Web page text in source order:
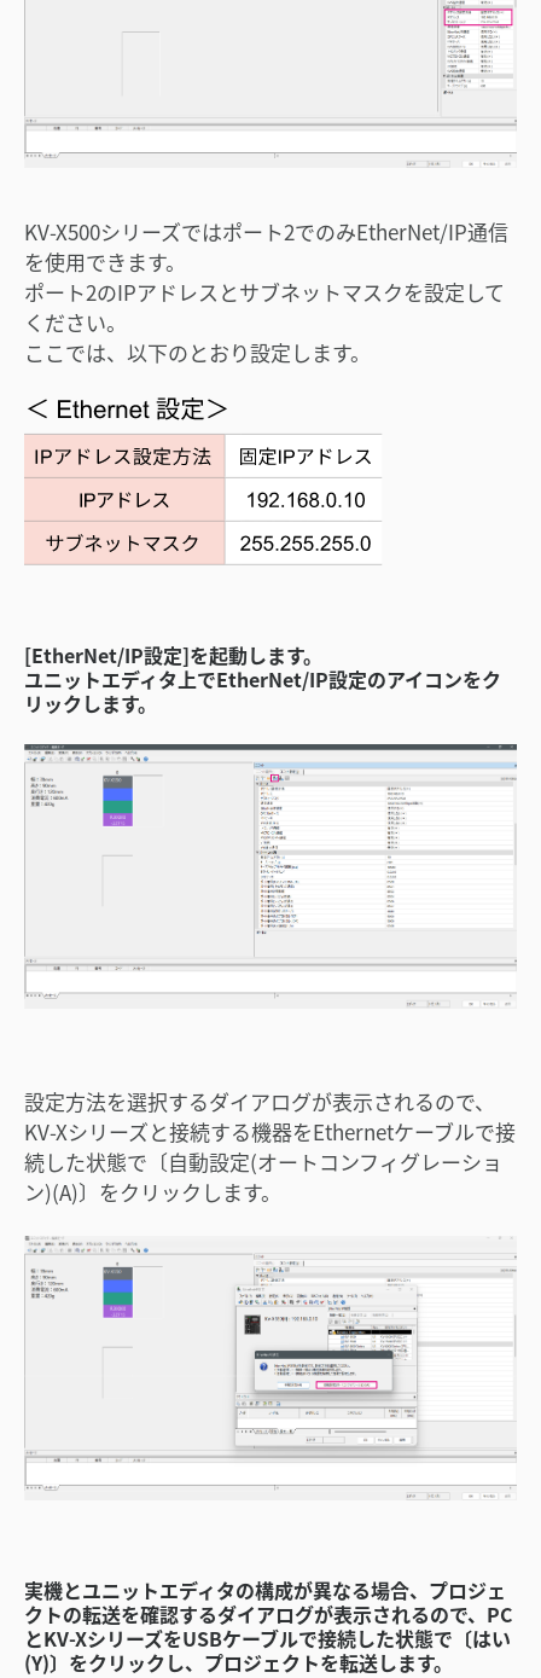
KV-X500シリーズではポート2でのみEtherNet/IP通信
を使用できます。
ポート2のIPアドレスとサブネットマスクを設定して
ください。
ここでは、以下のとおり設定します。
[EtherNet/IP設定]を起動します。
ユニットエディタ上でEtherNet/IP設定のアイコンをク
リックします。
設定方法を選択するダイアログが表示されるので、
KV-Xシリーズと接続する機器をEthernetケーブルで接
続した状態で〔自動設定(オートコンフィグレーショ
ン)(A)〕をクリックします。
実機とユニットエディタの構成が異なる場合、プロジェ
クトの転送を確認するダイアログが表示されるので、PC
とKV-XシリーズをUSBケーブルで接続した状態で〔はい
(Y)〕をクリックし、プロジェクトを転送します。